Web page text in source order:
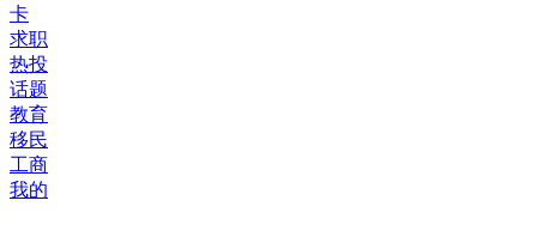
卡
求职
热投
话题
教育
移民
工商
我的